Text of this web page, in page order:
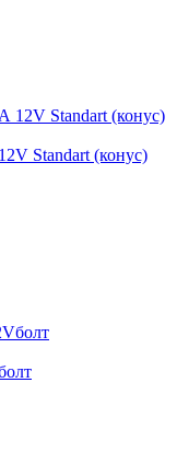
Standart (конус)